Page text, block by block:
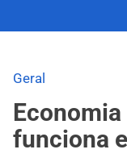
Geral
funciona